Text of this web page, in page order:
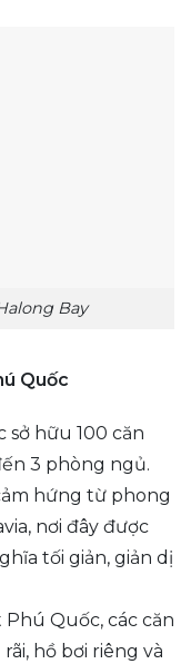
Bay
Quốc
sở hữu 100 căn
3 phòng ngủ.
hứng từ phong
nơi đây được
tối giản, giản dị
Quốc, các căn
hồ bơi riêng và